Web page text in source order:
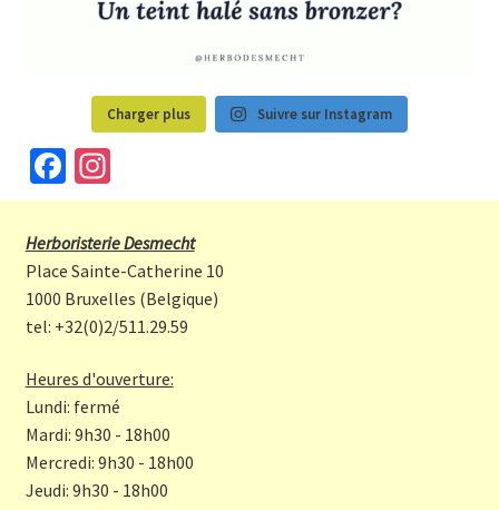
Charger plus Suivre sur Instagram
Fa
ce
b
o
o
k
In
st
a
gr
a
m
Herboristerie Desmecht
Place Sainte-Catherine 10
1000 Bruxelles (Belgique)
tel: +32(0)2/511.29.59
Heures d'ouverture:
Lundi: fermé
Mardi: 9h30 - 18h00
Mercredi: 9h30 - 18h00
Jeudi: 9h30 - 18h00